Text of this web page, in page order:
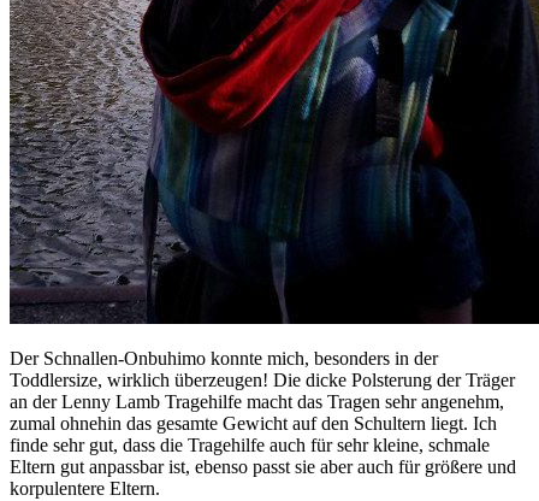
Der Schnallen-Onbuhimo konnte mich, besonders in der
Toddlersize, wirklich überzeugen! Die dicke Polsterung der Träger
an der Lenny Lamb Tragehilfe macht das Tragen sehr angenehm,
zumal ohnehin das gesamte Gewicht auf den Schultern liegt. Ich
finde sehr gut, dass die Tragehilfe auch für sehr kleine, schmale
Eltern gut anpassbar ist, ebenso passt sie aber auch für größere und
korpulentere Eltern.